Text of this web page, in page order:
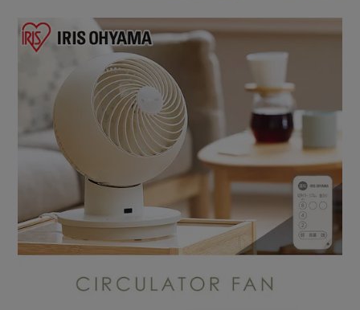
部屋の移動もラクラクです。
◆簡単お手入れ
前面ガードだけではなく、背面ガードも取り外せるから
ほこりが溜まりやすいファンやガードもしっかり掃除ができ
ます。